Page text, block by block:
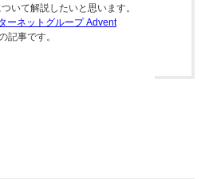
いて解説したいと思います。
ーネットグループ Advent
記事です。